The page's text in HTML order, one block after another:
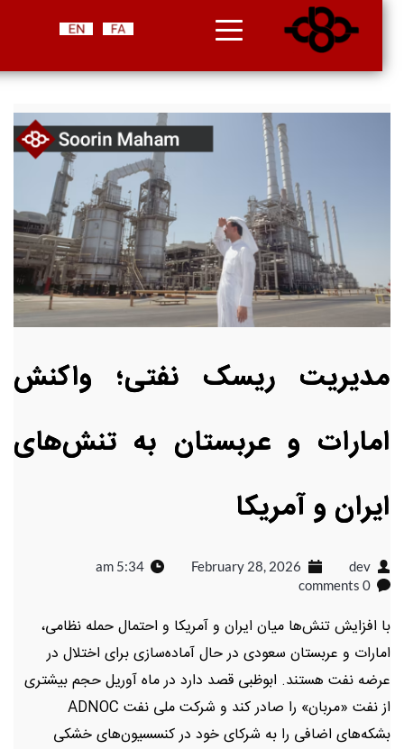
مدیریت ریسک نفتی؛ واکنش
امارات و عربستان به تنش‌های
ایران و آمریکا
dev
February 28, 2026
5:34 am
0 comments
با افزایش تنش‌ها میان ایران و آمریکا و احتمال حمله نظامی،
امارات و عربستان سعودی در حال آماده‌سازی برای اختلال در
عرضه نفت هستند. ابوظبی قصد دارد در ماه آوریل حجم بیشتری
از نفت «مربان» را صادر کند و شرکت ملی نفت ADNOC
بشکه‌های اضافی را به شرکای خود در کنسسیون‌های خشکی